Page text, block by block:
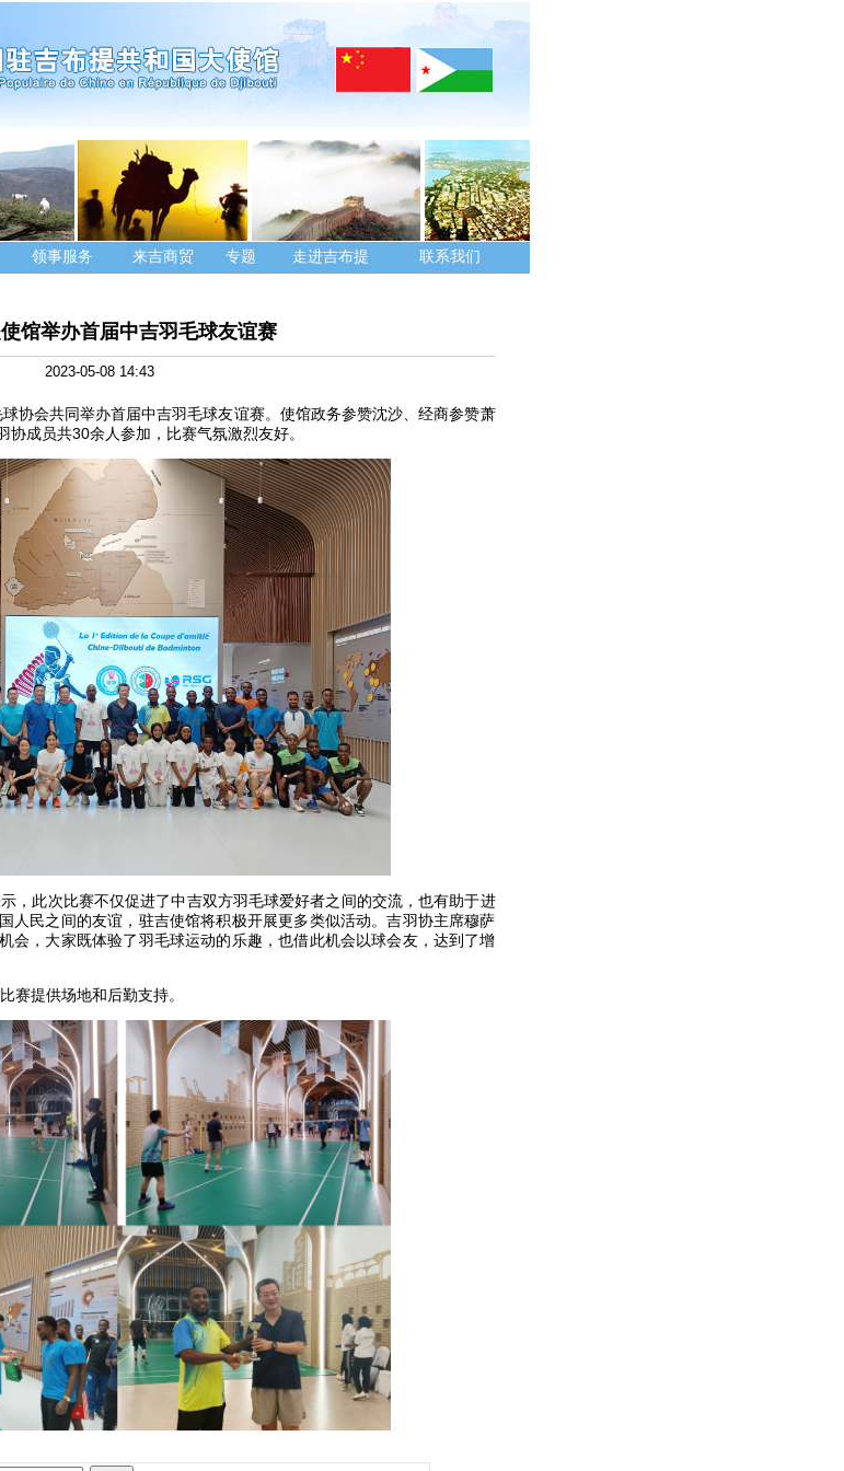
领事服务 来吉商贸 专题 走进吉布提 联系我们
馆举办首届中吉羽毛球友谊赛
2023-05-08 14:43
协会共同举办首届中吉羽毛球友谊赛。使馆政务参赞沈沙、经商参赞萧
成员共30余人参加，比赛气氛激烈友好。
，此次比赛不仅促进了中吉双方羽毛球爱好者之间的交流，也有助于进
人民之间的友谊，驻吉使馆将积极开展更多类似活动。吉羽协主席穆萨
会，大家既体验了羽毛球运动的乐趣，也借此机会以球会友，达到了增
赛提供场地和后勤支持。